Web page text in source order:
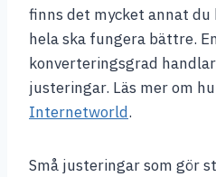
finns det mycket annat
hela ska fungera bättre.
konverteringsgrad
justeringar. Läs mer om
Internetworld.
Små justeringar som gör